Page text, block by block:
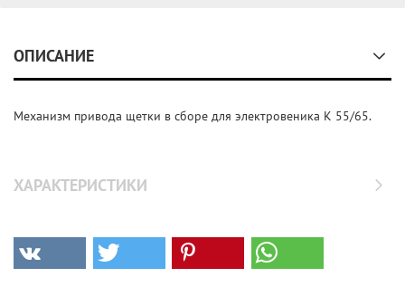
ОПИСАНИЕ
Механизм привода щетки в сборе для электровеника K 55/65.
ХАРАКТЕРИСТИКИ